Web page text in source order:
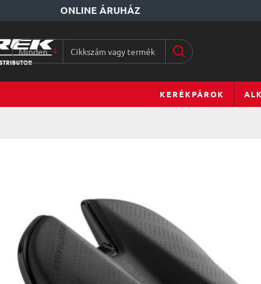
ONLINE ÁRUHÁZ
Minden
Cikkszám
terméknév...
KERÉKPÁROK